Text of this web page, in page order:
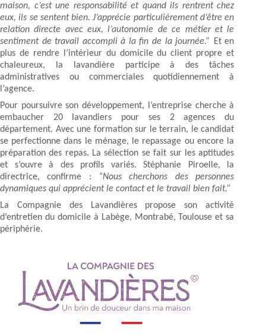
maison, c’est une responsabilité et quand ils rentrent chez
eux, ils se sentent bien. J’apprécie particulièrement d’être en
relation directe avec eux, l’autonomie de ce métier et le
sentiment de travail accompli à la fin de la journée.” Et en
plus de rendre l’intérieur du domicile du client propre et
chaleureux, la lavandière participe à des tâches
administratives ou commerciales quotidiennement à
l’agence.
Pour poursuivre son développement, l’entreprise cherche à
embaucher 20 lavandiers pour ses 2 agences du
département. Avec une formation sur le terrain, le candidat
se perfectionne dans le ménage, le repassage ou encore la
préparation des repas. La sélection se fait sur les aptitudes
et s’ouvre à des profils variés. Stéphanie Piroelle, la
directrice, confirme :
“Nous cherchons des personnes
dynamiques qui apprécient le contact et le travail bien fait.”
La Compagnie des Lavandières propose son activité
d’entretien du domicile à Labège, Montrabé, Toulouse et sa
périphérie.